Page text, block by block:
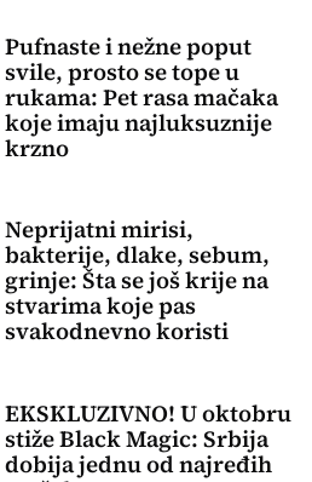
Pufnaste i nežne poput
svile, prosto se tope u
rukama: Pet rasa mačaka
koje imaju najluksuznije
krzno
Neprijatni mirisi,
bakterije, dlake, sebum,
grinje: Šta se još krije na
stvarima koje pas
svakodnevno koristi
EKSKLUZIVNO! U oktobru
stiže Black Magic: Srbija
dobija jednu od najređih